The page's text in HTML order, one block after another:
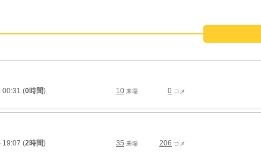
00:31 (0時間) 10 来場 0 コメ
19:07 (2時間) 35 来場 206 コメ